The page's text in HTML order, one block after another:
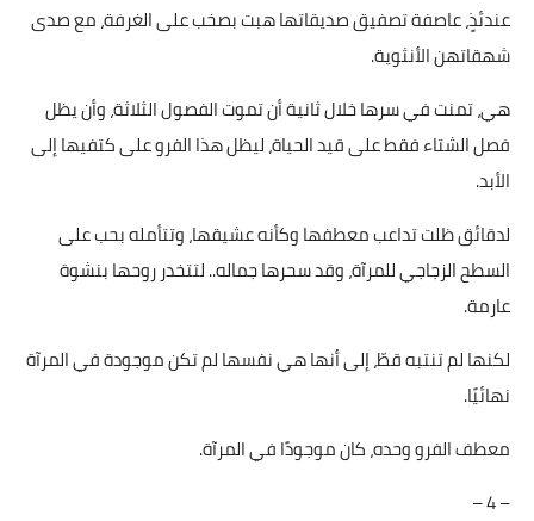
عندئذٍ، عاصفة تصفيق صديقاتها هبت بصخب على الغرفة، مع صدى
شهقاتهن الأنثوية.
هي، تمنت في سرها خلال ثانية أن تموت الفصول الثلاثة، وأن يظل
فصل الشتاء فقط على قيد الحياة، ليظل هذا الفرو على كتفيها إلى
الأبد.
لدقائق ظلت تداعب معطفها وكأنه عشيقها، وتتأمله بحب على
السطح الزجاجي للمرآة، وقد سحرها جماله.. لتتخدر روحها بنشوة
عارمة.
لكنها لم تنتبه قطّ، إلى أنها هي نفسها لم تكن موجودة في المرآة
نهائيًا.
معطف الفرو وحده، كان موجودًا في المرآة.
– 4 –